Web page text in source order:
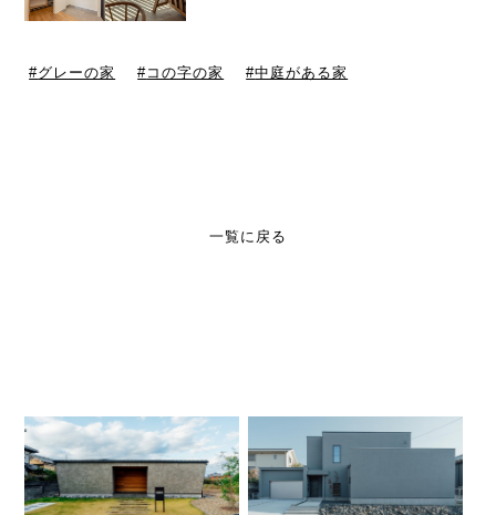
グレーの家 コの字の家 中庭がある家
一覧に戻る